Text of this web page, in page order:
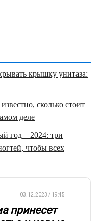
крышку унитаза:
сколько стоит
деле
год – 2024: три
чтобы всех
03.12.2023 / 19:45
принесет